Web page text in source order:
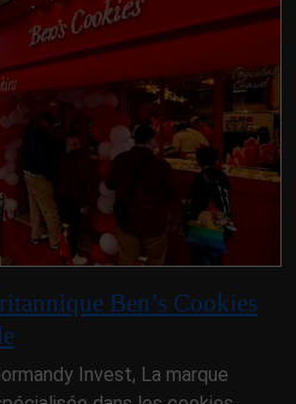
Ben’s Cookies
Invest, La marque